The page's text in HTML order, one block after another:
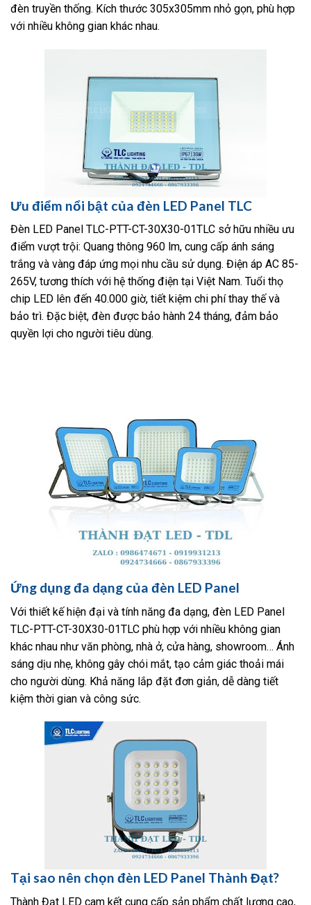
đèn truyền thống. Kích thước 305x305mm nhỏ gọn, phù hợp
với nhiều không gian khác nhau.
Ưu điểm nổi bật của đèn LED Panel TLC
Đèn LED Panel TLC-PTT-CT-30X30-01TLC sở hữu nhiều ưu
điểm vượt trội: Quang thông 960 lm, cung cấp ánh sáng
trắng và vàng đáp ứng mọi nhu cầu sử dụng. Điện áp AC 85-
265V, tương thích với hệ thống điện tại Việt Nam. Tuổi thọ
chip LED lên đến 40.000 giờ, tiết kiệm chi phí thay thế và
bảo trì. Đặc biệt, đèn được bảo hành 24 tháng, đảm bảo
quyền lợi cho người tiêu dùng.
Ứng dụng đa dạng của đèn LED Panel
Với thiết kế hiện đại và tính năng đa dạng, đèn LED Panel
TLC-PTT-CT-30X30-01TLC phù hợp với nhiều không gian
khác nhau như văn phòng, nhà ở, cửa hàng, showroom… Ánh
sáng dịu nhẹ, không gây chói mắt, tạo cảm giác thoải mái
cho người dùng. Khả năng lắp đặt đơn giản, dễ dàng tiết
kiệm thời gian và công sức.
Tại sao nên chọn đèn LED Panel Thành Đạt?
Thành Đạt LED cam kết cung cấp sản phẩm chất lượng cao,